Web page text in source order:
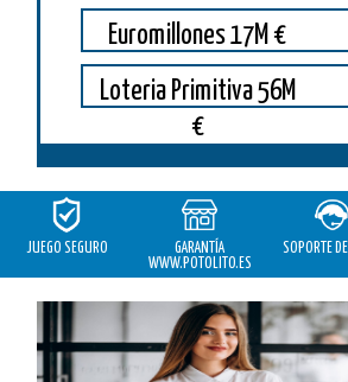
Euromillones 17M €
Loteria Primitiva 56M
€
JUEGO SEGURO
GARANTÍA
WWW.POTOLITO.ES
SOPORTE